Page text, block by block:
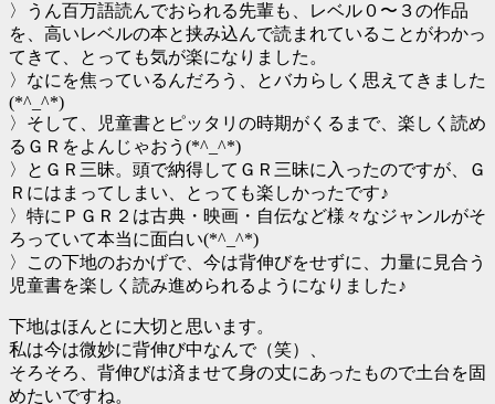
〉うん百万語読んでおられる先輩も、レベル０〜３の作品
を、高いレベルの本と挟み込んで読まれていることがわかっ
てきて、とっても気が楽になりました。
〉なにを焦っているんだろう、とバカらしく思えてきました
(*^_^*)
〉そして、児童書とピッタリの時期がくるまで、楽しく読め
るＧＲをよんじゃおう(*^_^*)
〉とＧＲ三昧。頭で納得してＧＲ三昧に入ったのですが、Ｇ
Ｒにはまってしまい、とっても楽しかったです♪
〉特にＰＧＲ２は古典・映画・自伝など様々なジャンルがそ
ろっていて本当に面白い(*^_^*)
〉この下地のおかげで、今は背伸びをせずに、力量に見合う
児童書を楽しく読み進められるようになりました♪
下地はほんとに大切と思います。
私は今は微妙に背伸び中なんで（笑）、
そろそろ、背伸びは済ませて身の丈にあったもので土台を固
めたいですね。